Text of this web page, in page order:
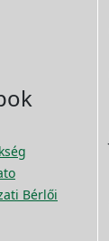
Bérlői